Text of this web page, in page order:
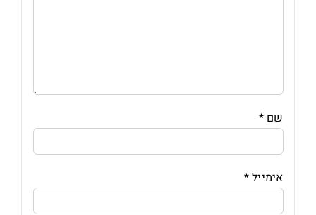
שם*
אימייל*